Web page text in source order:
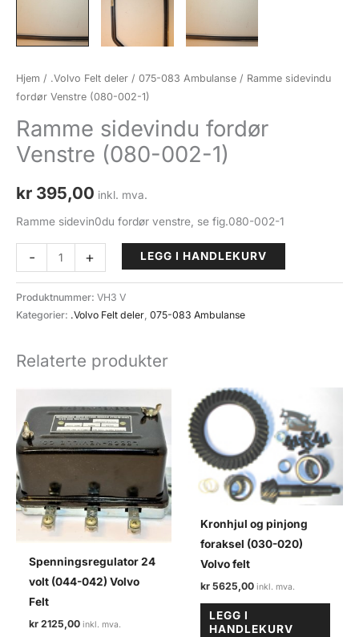
Hjem / .Volvo Felt deler / 075-083 Ambulanse / Ramme sidevindu
fordør Venstre (080-002-1)
Ramme sidevindu fordør
Venstre (080-002-1)
kr 395,00 inkl. mva.
Ramme sidevin0du fordør venstre, se fig.080-002-1
-
sidevindu
fordør
Venstre
002-
+ LEGG I HANDLEKURV
Produktnummer: VH3 V
Kategorier: .Volvo Felt deler 075-083 Ambulanse
Relaterte produkter
Spenningsregulator 24
volt (044-042) Volvo
Felt
kr 2125,00
Kronhjul og pinjong
foraksel (030-020)
Volvo felt
kr 5625,00
LEGG I
HANDLEKURV